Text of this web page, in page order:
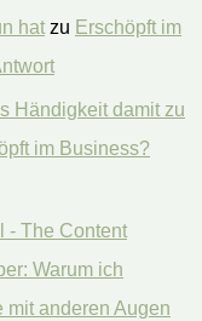
hatzu Erschöpft im
Händigkeit damit zu
im Business?
- The Content
Warum ich
mit anderen Augen